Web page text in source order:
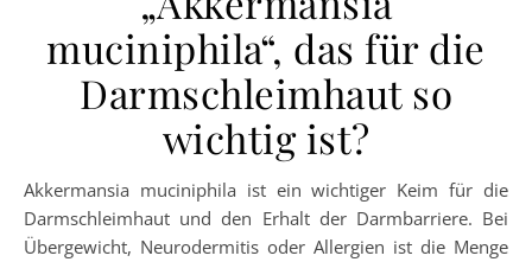
muciniphila“, das für die
Darmschleimhaut so
wichtig ist?
Akkermansia muciniphila ist ein wichtiger Keim für die
Darmschleimhaut und den Erhalt der Darmbarriere. Bei
Übergewicht, Neurodermitis oder Allergien ist die Menge